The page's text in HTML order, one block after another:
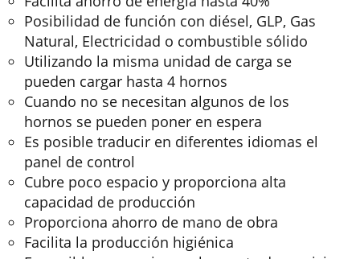
Posibilidad de función con diésel, GLP, Gas
Natural, Electricidad o combustible sólido
Utilizando la misma unidad de carga se
pueden cargar hasta 4 hornos
Cuando no se necesitan algunos de los
hornos se pueden poner en espera
Es posible traducir en diferentes idiomas el
panel de control
Cubre poco espacio y proporciona alta
capacidad de producción
Proporciona ahorro de mano de obra
Facilita la producción higiénica